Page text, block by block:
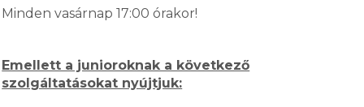
Minden vasárnap 17:00 órakor!
Emellett a junioroknak a következő
szolgáltatásokat nyújtjuk: